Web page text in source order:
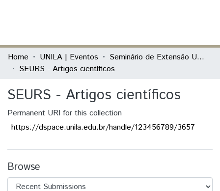
Communities & Collections
All of DSpace
Statistics
Home UNILA | Eventos
Seminário de Extensão Universitária da Região Sul (SEURS)
SEURS - Artigos científicos
SEURS - Artigos científicos
Permanent URI for this collection
https://dspace.unila.edu.br/handle/123456789/3657
Browse